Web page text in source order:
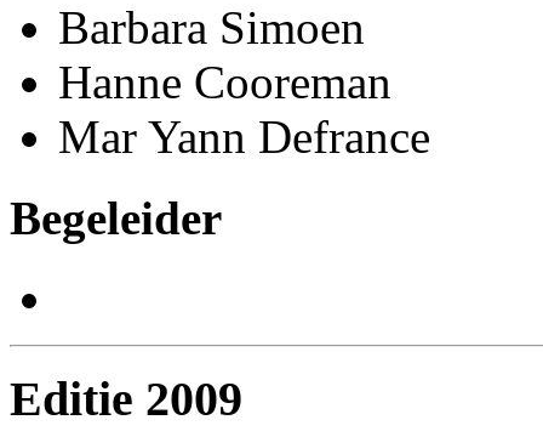
Barbara Simoen
Hanne Cooreman
Mar Yann Defrance
Begeleider
Editie 2009